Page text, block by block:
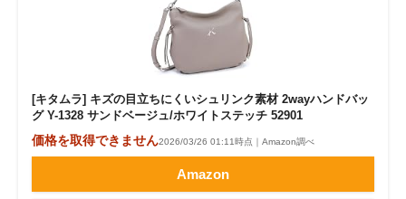
[キタムラ] キズの目立ちにくいシュリンク素材 2wayハンドバッ
グ Y-1328 サンドベージュ/ホワイトステッチ 52901
価格を取得できません2026/03/26 01:11時点｜Amazon調べ
Amazon